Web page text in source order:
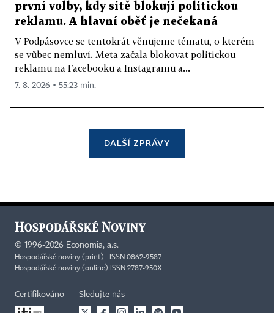
první volby, kdy sítě blokují politickou
reklamu. A hlavní oběť je nečekaná
V Podpásovce se tentokrát věnujeme tématu, o kterém
se vůbec nemluví. Meta začala blokovat politickou
reklamu na Facebooku a Instagramu a...
7. 8. 2026 ▪ 55:23 min.
DALŠÍ ZPRÁVY
© 1996-2026 Economia, a.s.
Hospodářské noviny (print) ISSN 0862-9587
Hospodářské noviny (online) ISSN 2787-950X
Certifikováno Sledujte nás